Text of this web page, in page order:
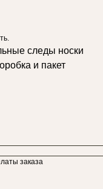
следы носки
и пакет
заказа